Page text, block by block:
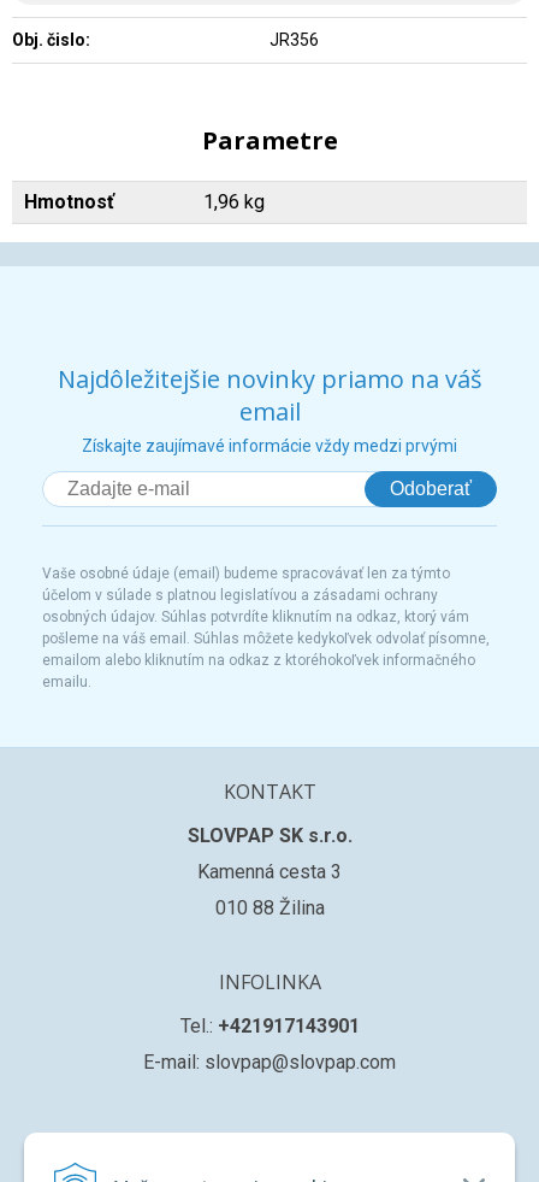
Obj. čislo: JR356
Parametre
Hmotnosť 1,96 kg
Najdôležitejšie novinky priamo na váš
email
Získajte zaujímavé informácie vždy medzi prvými
Odoberať
Vaše osobné údaje (email) budeme spracovávať len za týmto
účelom v súlade s platnou legislatívou a zásadami ochrany
osobných údajov. Súhlas potvrdíte kliknutím na odkaz, ktorý vám
pošleme na váš email. Súhlas môžete kedykoľvek odvolať písomne,
emailom alebo kliknutím na odkaz z ktoréhokoľvek informačného
emailu.
KONTAKT
SLOVPAP SK s.r.o.
Kamenná cesta 3
010 88 Žilina
INFOLINKA
Tel.: +421917143901
E-mail: slovpap@slovpap.com